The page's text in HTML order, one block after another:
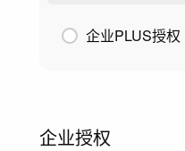
企业PLUS授权
企业授权